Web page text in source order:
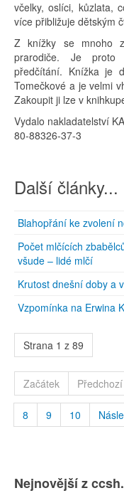
včelky, oslíci, kůzlata,
více přibližuje dětským
Z knížky se mnoho
prarodiče. Je proto
předčítání. Knížka je
Tomečkové a je velmi
Zakoupit ji lze v
Vydalo nakladatelství
80-88326-37-3
Další články...
Blahopřání ke zvolení
Počet mlčících
všude – lidé mlčí
Krutost dnešní doby a
Vzpomínka na Erwina
Strana 1 z 89
Začátek Předchozí
8 9 10
Nejnovější z